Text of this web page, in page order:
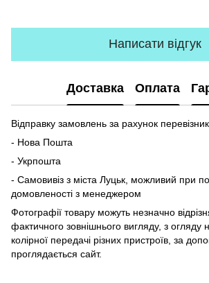
Написати відгук
Доставка Оплата
Відправку замовлень за рахунок
- Нова Пошта
- Укрпошта
- Самовивіз з міста Луцьк, можливий при
домовленості з менеджером
Фотографії товару можуть незначно
фактичного зовнішнього вигляду, з огляду
колірної передачі різних пристроїв, за
проглядається сайт.